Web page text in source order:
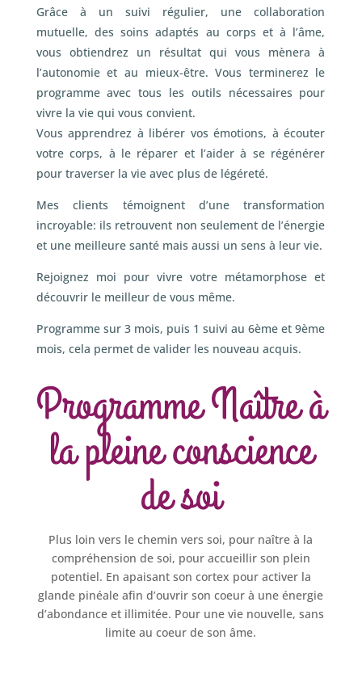
Grâce à un suivi régulier, une collaboration
mutuelle, des soins adaptés au corps et à l’âme,
vous obtiendrez un résultat qui vous mènera à
l’autonomie et au mieux-être. Vous terminerez le
programme avec tous les outils nécessaires pour
vivre la vie qui vous convient.
Vous apprendrez à libérer vos émotions, à écouter
votre corps, à le réparer et l’aider à se régénérer
pour traverser la vie avec plus de légéreté.
Mes clients témoignent d’une transformation
incroyable: ils retrouvent non seulement de l’énergie
et une meilleure santé mais aussi un sens à leur vie.
Rejoignez moi pour vivre votre métamorphose et
découvrir le meilleur de vous même.
Programme sur 3 mois, puis 1 suivi au 6ème et 9ème
mois, cela permet de valider les nouveau acquis.
Programme Naître à
la pleine conscience
de soi
Plus loin vers le chemin vers soi, pour naître à la
compréhension de soi, pour accueillir son plein
potentiel. En apaisant son cortex pour activer la
glande pinéale afin d’ouvrir son coeur à une énergie
d’abondance et illimitée. Pour une vie nouvelle, sans
limite au coeur de son âme.